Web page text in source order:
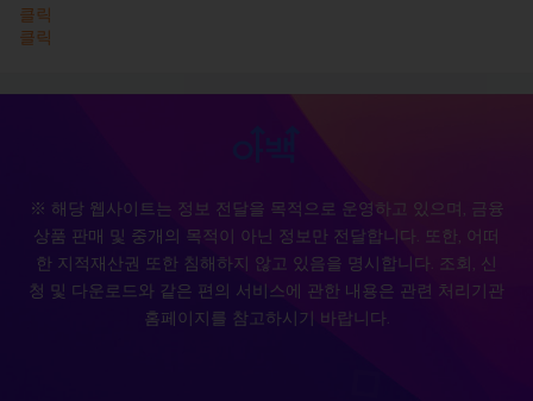
클릭
클릭
※ 해당 웹사이트는 정보 전달을 목적으로 운영하고 있으며, 금융
상품 판매 및 중개의 목적이 아닌 정보만 전달합니다. 또한, 어떠
한 지적재산권 또한 침해하지 않고 있음을 명시합니다. 조회, 신
청 및 다운로드와 같은 편의 서비스에 관한 내용은 관련 처리기관
홈페이지를 참고하시기 바랍니다.